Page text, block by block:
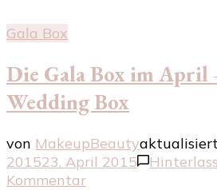
Gala Box
Die Gala Box im April
Wedding Box
von MakeupBeauty
201523. April 2015
Kommentarzu